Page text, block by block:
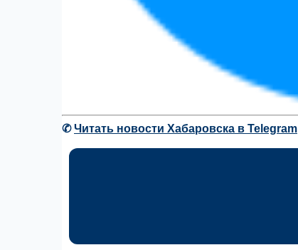
✆Читать новости Хабаровска в Telegram